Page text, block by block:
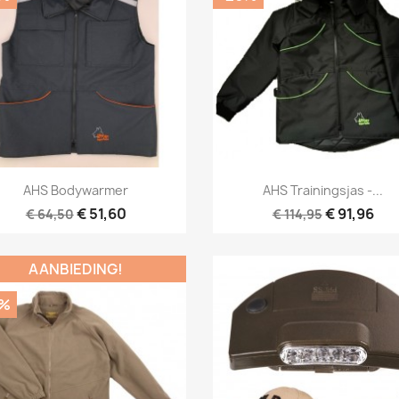
Snel bekijken
AHS Bodywarmer
€ 64,50€ 51,60
Snel bekijken
AHS Trainingsjas -...
€ 114,95€ 91,96
AANBIEDING!